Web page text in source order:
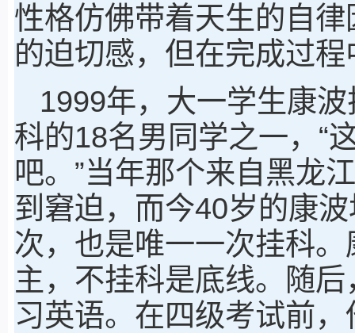
性格仿佛带着天生的自
的迫切感，但在完成过程
1999年，大一学生康
科的18名男同学之一，“
吧。”当年那个来自黑龙
到窘迫，而今40岁的康
次，也是唯一一次挂科
主，不挂科是底线。随
习英语。在四级考试前